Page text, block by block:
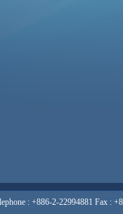
: +886-2-22994881 Fax :